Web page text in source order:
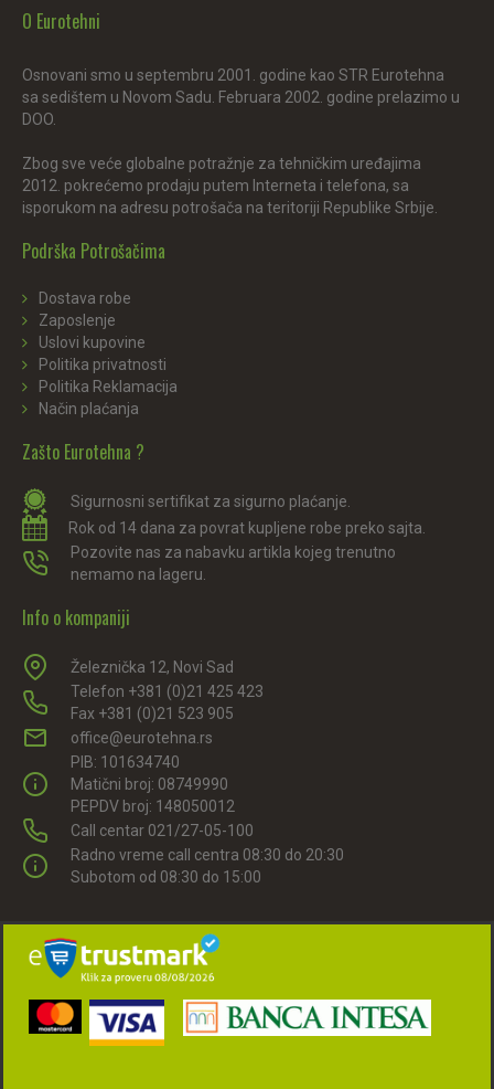
O Eurotehni
Osnovani smo u septembru 2001. godine kao STR Eurotehna
sa sedištem u Novom Sadu. Februara 2002. godine prelazimo u
DOO.
Zbog sve veće globalne potražnje za tehničkim uređajima
2012. pokrećemo prodaju putem Interneta i telefona, sa
isporukom na adresu potrošača na teritoriji Republike Srbije.
Podrška Potrošačima
Dostava robe
Zaposlenje
Uslovi kupovine
Politika privatnosti
Politika Reklamacija
Način plaćanja
Zašto Eurotehna ?
Sigurnosni sertifikat za sigurno plaćanje.
Rok od 14 dana za povrat kupljene robe preko sajta.
Pozovite nas za nabavku artikla kojeg trenutno
nemamo na lageru.
Info o kompaniji
Železnička 12, Novi Sad
Telefon +381 (0)21 425 423
Fax +381 (0)21 523 905
office@eurotehna.rs
PIB: 101634740
Matični broj: 08749990
PEPDV broj: 148050012
Call centar 021/27-05-100
Radno vreme call centra 08:30 do 20:30
Subotom od 08:30 do 15:00